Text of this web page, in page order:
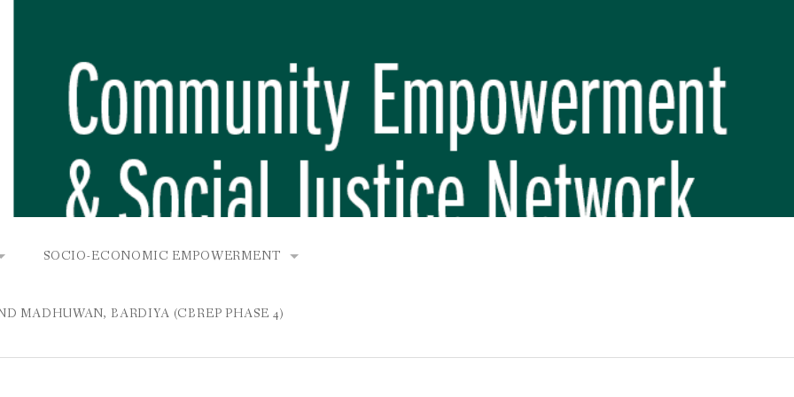
AND BUNGAMATI
SOCIO-ECONOMIC EMPOWERMENT
COMMUNITY-BASED RENEWABLE ENERGY PROJECT (CBREP) INITIATIVE
PROJECT, DHIRANG, RAKSIRANG, MAKWANPUR (CBREP PHASE 3)
MADHUWAN, BARDIYA (CBREP PHASE 4)